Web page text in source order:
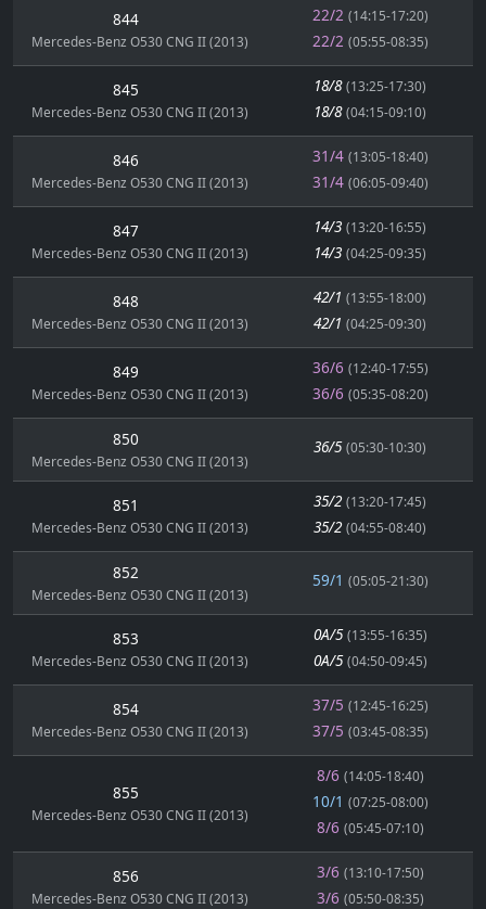
844
Mercedes-Benz O530 CNG II (2013)
22/2 (14:15-17:20)
22/2 (05:55-08:35)
845
Mercedes-Benz O530 CNG II (2013)
18/8 (13:25-17:30)
18/8 (04:15-09:10)
846
Mercedes-Benz O530 CNG II (2013)
31/4 (13:05-18:40)
31/4 (06:05-09:40)
847
Mercedes-Benz O530 CNG II (2013)
14/3 (13:20-16:55)
14/3 (04:25-09:35)
848
Mercedes-Benz O530 CNG II (2013)
42/1 (13:55-18:00)
42/1 (04:25-09:30)
849
Mercedes-Benz O530 CNG II (2013)
36/6 (12:40-17:55)
36/6 (05:35-08:20)
850
Mercedes-Benz O530 CNG II (2013)
36/5 (05:30-10:30)
851
Mercedes-Benz O530 CNG II (2013)
35/2 (13:20-17:45)
35/2 (04:55-08:40)
852
Mercedes-Benz O530 CNG II (2013)
59/1 (05:05-21:30)
853
Mercedes-Benz O530 CNG II (2013)
0A/5 (13:55-16:35)
0A/5 (04:50-09:45)
854
Mercedes-Benz O530 CNG II (2013)
37/5 (12:45-16:25)
37/5 (03:45-08:35)
855
Mercedes-Benz O530 CNG II (2013)
8/6 (14:05-18:40)
10/1 (07:25-08:00)
8/6 (05:45-07:10)
856
Mercedes-Benz O530 CNG II (2013)
3/6 (13:10-17:50)
3/6 (05:50-08:35)